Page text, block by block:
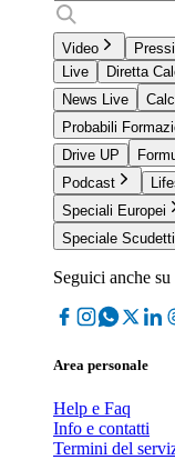
Video
Live
Diretta
News Live
Probabili
Drive UP
Podcast
Speciali Europei
Speciale Scudetti
Seguici anche su
Area personale
Help e Faq
Info e contatti
Termini del